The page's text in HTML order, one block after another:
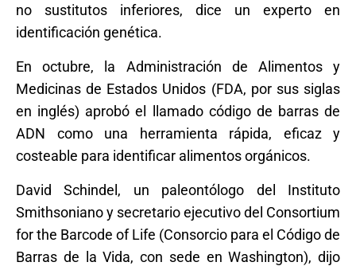
no sustitutos inferiores, dice un experto en
identificación genética.
En octubre, la Administración de Alimentos y
Medicinas de Estados Unidos (FDA, por sus siglas
en inglés) aprobó el llamado código de barras de
ADN como una herramienta rápida, eficaz y
costeable para identificar alimentos orgánicos.
David Schindel, un paleontólogo del Instituto
Smithsoniano y secretario ejecutivo del Consortium
for the Barcode of Life (Consorcio para el Código de
Barras de la Vida, con sede en Washington), dijo